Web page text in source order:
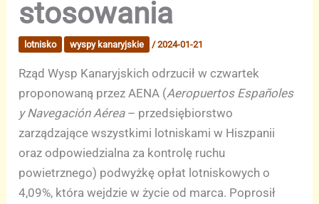
stosowania
lotnisko wyspy kanaryjskie /2024-01-21
Rząd Wysp Kanaryjskich odrzucił w czwartek
proponowaną przez AENA (Aeropuertos Españoles
y Navegación Aérea– przedsiębiorstwo
zarządzające wszystkimi lotniskami w Hiszpanii
oraz odpowiedzialna za kontrolę ruchu
powietrznego) podwyżkę opłat lotniskowych o
4,09%, która wejdzie w życie od marca. Poprosił